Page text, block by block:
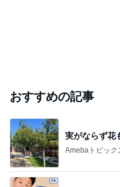
おすすめの記事
実がならず花
Amebaトピック